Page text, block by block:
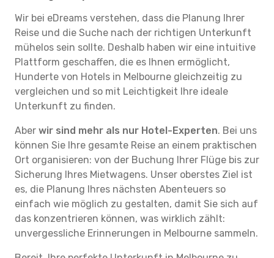
Wir bei eDreams verstehen, dass die Planung Ihrer
Reise und die Suche nach der richtigen Unterkunft
mühelos sein sollte. Deshalb haben wir eine intuitive
Plattform geschaffen, die es Ihnen ermöglicht,
Hunderte von Hotels in Melbourne gleichzeitig zu
vergleichen und so mit Leichtigkeit Ihre ideale
Unterkunft zu finden.
Aber wir sind mehr als nur Hotel-Experten. Bei uns
können Sie Ihre gesamte Reise an einem praktischen
Ort organisieren: von der Buchung Ihrer Flüge bis zur
Sicherung Ihres Mietwagens. Unser oberstes Ziel ist
es, die Planung Ihres nächsten Abenteuers so
einfach wie möglich zu gestalten, damit Sie sich auf
das konzentrieren können, was wirklich zählt:
unvergessliche Erinnerungen in Melbourne sammeln.